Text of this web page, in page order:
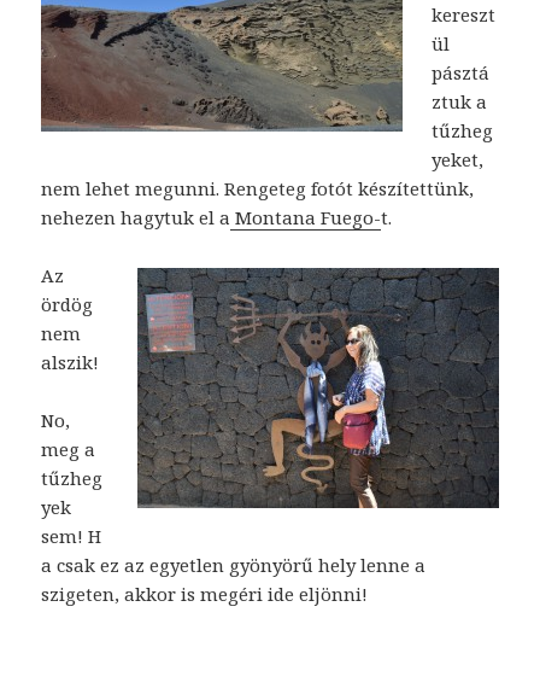
kereszt
ül
pásztá
ztuk a
tűzheg
yeket,
nem lehet megunni. Rengeteg fotót készítettünk,
nehezen hagytuk el a Montana Fuego-t.
Az
ördög
nem
alszik!
No,
meg a
tűzheg
yek
sem! H
a csak ez az egyetlen gyönyörű hely lenne a
szigeten, akkor is megéri ide eljönni!